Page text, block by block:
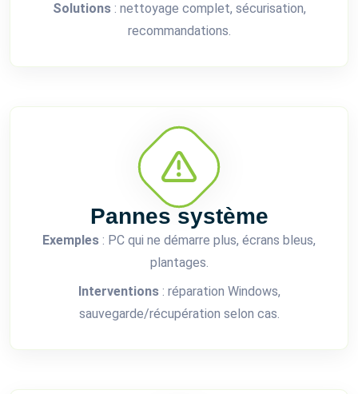
Solutions: nettoyage complet, sécurisation,
recommandations.
Pannes système
Exemples : PC qui ne démarre plus, écrans bleus,
plantages.
Interventions: réparation Windows,
sauvegarde/récupération selon cas.